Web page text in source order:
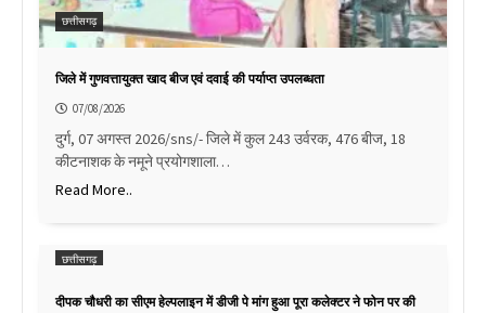
छत्तीसगढ़
जिले में गुणवत्तायुक्त खाद बीज एवं दवाई की पर्याप्त उपलब्धता
07/08/2026
दुर्ग, 07 अगस्त 2026/sns/- जिले में कुल 243 उर्वरक, 476 बीज, 18
कीटनाशक के नमूने प्रयोगशाला…
Read More..
छत्तीसगढ़
दीपक चौधरी का सीएम हेल्पलाइन में डीजी पे मांग हुआ पूरा कलेक्टर ने फोन पर की